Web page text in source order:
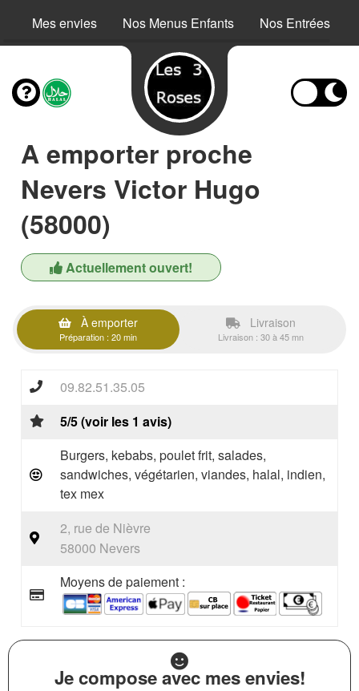
Mes envies Nos Menus Enfants Nos Entrées
A emporter proche
Nevers Victor Hugo
(58000)
Actuellement ouvert!
À emporter
Préparation : 20 min
Livraison
Livraison : 30 à 45 mn
09.82.51.35.05
5/5 (voir les 1 avis)
Burgers, kebabs, poulet frit, salades,
sandwiches, végétarien, viandes, halal, indien,
tex mex
2, rue de Nièvre
58000 Nevers
Moyens de paiement :
Je compose avec mes envies!